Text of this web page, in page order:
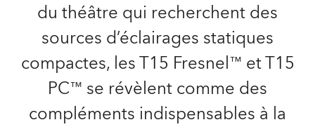
du théâtre qui recherchent des
sources d’éclairages statiques
compactes, les T15 Fresnel™ et T15
PC™ se révèlent comme des
compléments indispensables à la